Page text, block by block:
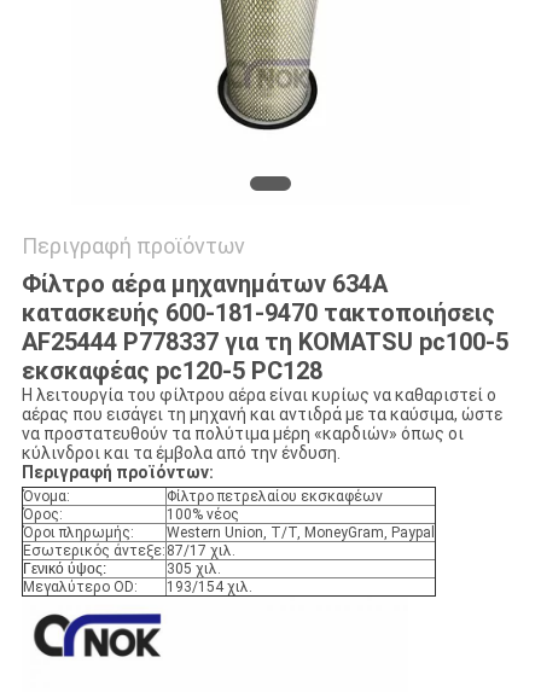
Περιγραφή προϊόντων
Φίλτρο αέρα μηχανημάτων 634A
κατασκευής 600-181-9470 τακτοποιήσεις
AF25444 P778337 για τη KOMATSU pc100-5
εκσκαφέας pc120-5 PC128
Η λειτουργία του φίλτρου αέρα είναι κυρίως να καθαριστεί ο
αέρας που εισάγει τη μηχανή και αντιδρά με τα καύσιμα, ώστε
να προστατευθούν τα πολύτιμα μέρη «καρδιών» όπως οι
κύλινδροι και τα έμβολα από την ένδυση.
Περιγραφή προϊόντων:
Όνομα:
Φίλτρο πετρελαίου εκσκαφέων
Όρος:
100% νέος
Όροι πληρωμής:
Western Union, T/T, MoneyGram, Paypal
Εσωτερικός άντεξε: 87/17 χιλ.
Γενικό ύψος:
305 χιλ.
Μεγαλύτερο OD:
193/154 χιλ.